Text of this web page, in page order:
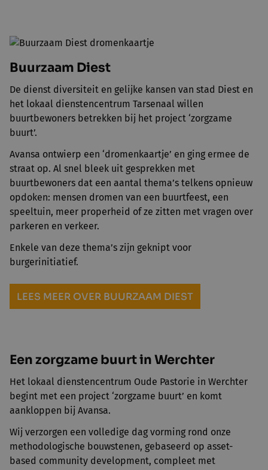
Buurzaam Diest
De dienst diversiteit en gelijke kansen van stad Diest en
het lokaal dienstencentrum Tarsenaal willen
buurtbewoners betrekken bij het project ‘zorgzame
buurt’.
Avansa ontwierp een ‘dromenkaartje’ en ging ermee de
straat op. Al snel bleek uit gesprekken met
buurtbewoners dat een aantal thema’s telkens opnieuw
opdoken: mensen dromen van een buurtfeest, een
speeltuin, meer properheid of ze zitten met vragen over
parkeren en verkeer.
Enkele van deze thema’s zijn geknipt voor
burgerinitiatief.
LEES MEER OVER BUURZAAM DIEST
Een zorgzame buurt in Werchter
Het lokaal dienstencentrum Oude Pastorie in Werchter
begint met een project ‘zorgzame buurt’ en komt
aankloppen bij Avansa.
Wij verzorgen een volledige dag vorming rond onze
methodologische bouwstenen, gebaseerd op asset-
based community development, compleet met